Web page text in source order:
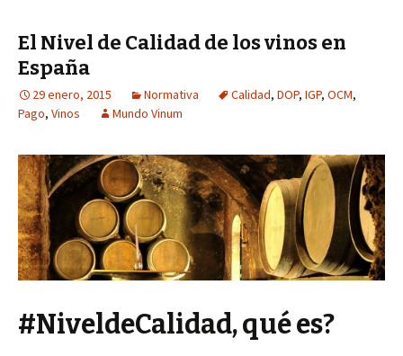
El Nivel de Calidad de los vinos en
España
29 enero, 2015 Normativa Calidad, DOP, IGP, OCM,
Pago, Vinos Mundo Vinum
#NiveldeCalidad, qué es?